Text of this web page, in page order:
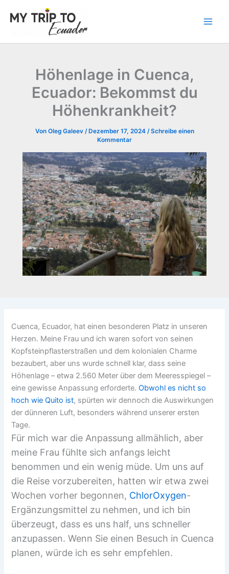
Inhalt
Höhenlage in Cuenca,
Ecuador: Bekommst du
Höhenkrankheit?
Von Oleg Galeev / Dezember 17, 2024 /Schreibe einen
Kommentar
Cuenca, Ecuador, hat einen besonderen Platz in unseren
Herzen. Meine Frau und ich waren sofort von seinen
Kopfsteinpflasterstraßen und dem kolonialen Charme
bezaubert, aber uns wurde schnell klar, dass seine
Höhenlage – etwa 2.560 Meter über dem Meeresspiegel –
eine gewisse Anpassung erforderte.Obwohl es nicht so
hoch wie Quito ist, spürten wir dennoch die Auswirkungen
der dünneren Luft, besonders während unserer ersten
Tage.
Für mich war die Anpassung allmählich, aber
meine Frau fühlte sich anfangs leicht
benommen und ein wenig müde. Um uns auf
die Reise vorzubereiten, hatten wir etwa zwei
Wochen vorher begonnen, ChlorOxygen-
Ergänzungsmittel zu nehmen, und ich bin
überzeugt, dass es uns half, uns schneller
anzupassen. Wenn Sie einen Besuch in Cuenca
planen, würde ich es sehr empfehlen.